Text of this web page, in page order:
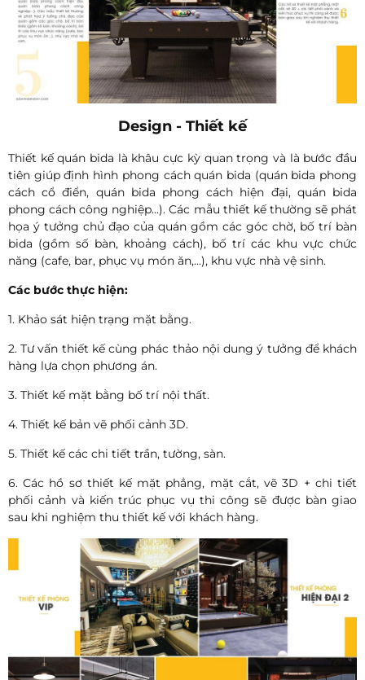
Design - Thiết kế
Thiết kế quán bida là khâu cực kỳ quan trọng và là bước đầu
tiên giúp định hình phong cách quán bida (quán bida phong
cách cổ điển, quán bida phong cách hiện đại, quán bida
phong cách công nghiệp...). Các mẫu thiết kế thường sẽ phát
họa ý tưởng chủ đạo của quán gồm các góc chờ, bố trí bàn
bida (gồm số bàn, khoảng cách), bố trí các khu vực chức
năng (cafe, bar, phục vụ món ăn,...), khu vực nhà vệ sinh.
Các bước thực hiện:
1. Khảo sát hiện trạng mặt bằng.
2. Tư vấn thiết kế cùng phác thảo nội dung ý tưởng để khách
hàng lựa chọn phương án.
3. Thiết kế mặt bằng bố trí nội thất.
4. Thiết kế bản vẽ phối cảnh 3D.
5. Thiết kế các chi tiết trần, tường, sàn.
6. Các hồ sơ thiết kế mặt phẳng, mặt cắt, vẽ 3D + chi tiết
phối cảnh và kiến trúc phục vụ thi công sẽ được bàn giao
sau khi nghiệm thu thiết kế với khách hàng.